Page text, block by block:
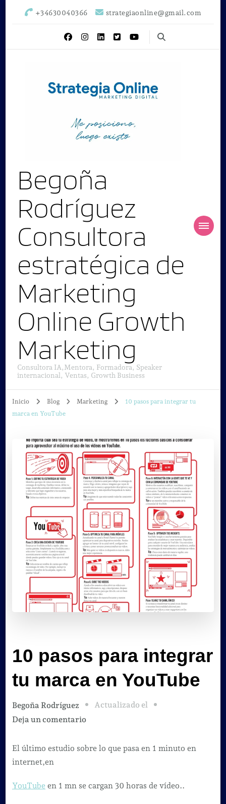
+34630040366 strategiaonline@gmail.com
Begoña
Rodríguez
Consultora
estratégica de
Marketing
Online Growth
Marketing
Consultora IA,Mentora, Formadora, Speaker
internacional, Ventas, Growth Business
Inicio Blog Marketing
10 pasos para integrar tu
marca en YouTube
10 pasos para integrar
tu marca en YouTube
Begoña Rodríguez
Actualizado el
Deja un comentarioen
pasos
tu
El último estudio sobre lo que pasa en 1 minuto en
internet,en
YouTube en 1 mn se cargan 30 horas de vídeo..